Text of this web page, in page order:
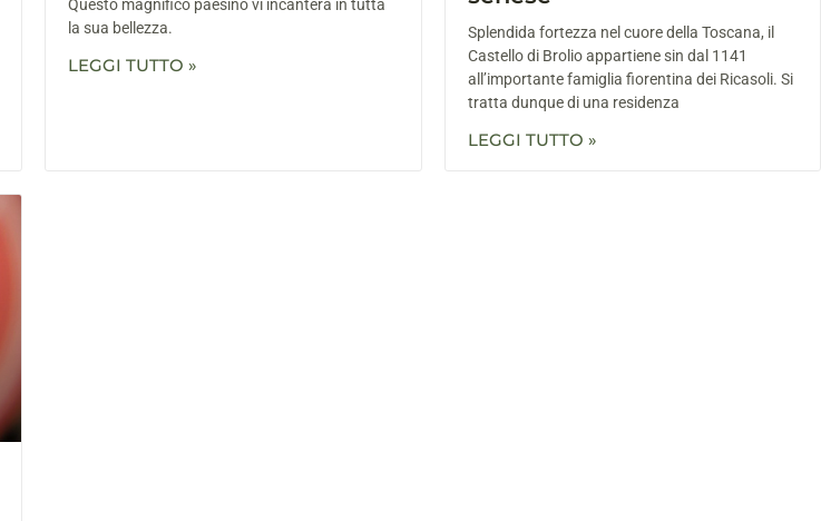
Questo magnifico paesino vi incanterà in tutta
la sua bellezza.
LEGGI TUTTO »
Splendida fortezza nel cuore della Toscana, il
Castello di Brolio appartiene sin dal 1141
all’importante famiglia fiorentina dei Ricasoli. Si
tratta dunque di una residenza
LEGGI TUTTO »